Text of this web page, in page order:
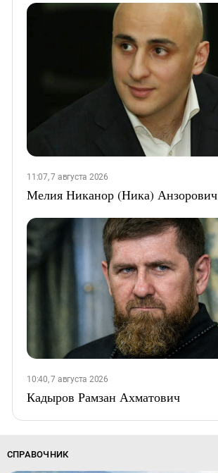
11:07, 7 августа 2026
Мелия Никанор (Ника) Анзорович
10:40, 7 августа 2026
Кадыров Рамзан Ахматович
СПРАВОЧНИК